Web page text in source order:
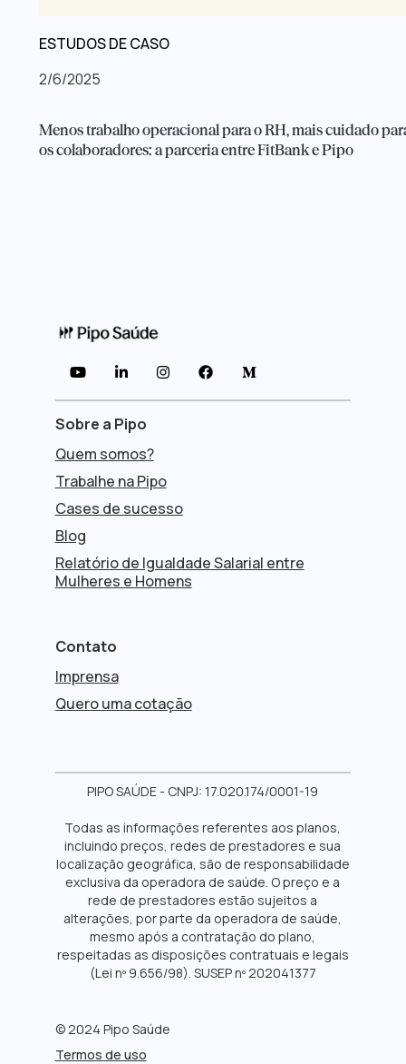
ESTUDOS DE CASO
2/6/2025
Menos trabalho operacional para o RH, mais cuidado
os colaboradores: a parceria entre FitBank e Pipo
    
Sobre a Pipo
Quem somos?
Trabalhe na Pipo
Cases de sucesso
Blog
Relatório de Igualdade Salarial entre
Mulheres e Homens
Contato
Imprensa
Quero uma cotação
PIPO SAÚDE - CNPJ: 17.020.174/0001-19
Todas as informações referentes aos planos,
incluindo preços, redes de prestadores e sua
localização geográfica, são de responsabilidade
exclusiva da operadora de saúde. O preço e a
rede de prestadores estão sujeitos a
alterações, por parte da operadora de saúde,
mesmo após a contratação do plano,
respeitadas as disposições contratuais e legais
(Lei nº 9.656/98). SUSEP nº 202041377
© 2024 Pipo Saúde
Termos de uso